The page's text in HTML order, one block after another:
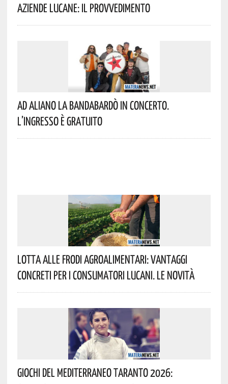
Aziende Lucane: Il Provvedimento
Ad Aliano La Bandabardò In Concerto.
L’ingresso È Gratuito
Lotta Alle Frodi Agroalimentari: Vantaggi
Concreti Per I Consumatori Lucani. Le Novità
Giochi Del Mediterraneo Taranto 2026: